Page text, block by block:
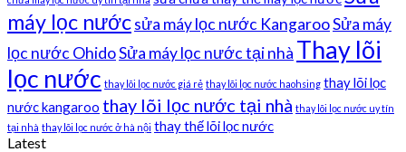
máy lọc nướcsửa máy lọc nước KangarooSửa máy
lọc nước OhidoSửa máy lọc nước tại nhà Thay lõi
lọc nước thay lõi lọc nước giá rẻ thay lõi lọc nước haohsing thay lõi lọc
nước kangaroo thay lõi lọc nước tại nhà thay lõi lọc nước uy tín
tại nhà thay lõi lọc nước ở hà nội thay thế lõi lọc nước
Latest